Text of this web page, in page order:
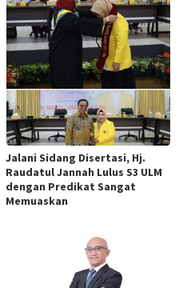
Jalani Sidang Disertasi, Hj.
Raudatul Jannah Lulus S3 ULM
dengan Predikat Sangat
Memuaskan